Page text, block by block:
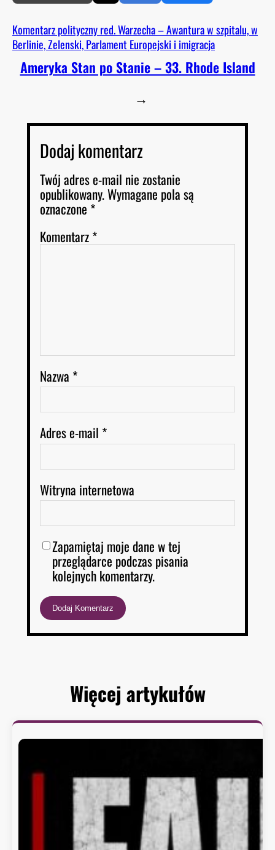
Komentarz polityczny red. Warzecha – Awantura w szpitalu, w
Berlinie, Zelenski, Parlament Europejski i imigracja
Ameryka Stan po Stanie – 33. Rhode Island
→
Dodaj komentarz
Twój adres e-mail nie zostanie
opublikowany.Wymagane pola są
oznaczone *
Komentarz*
Nazwa *
Adres e-mail *
Witryna internetowa
Zapamiętaj moje dane w tej
przeglądarce podczas pisania
kolejnych komentarzy.
Więcej artykułów